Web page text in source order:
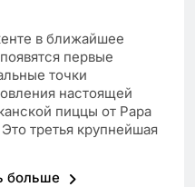
в ближайшее
первые
точки
настоящей
пиццы от Papa
третья крупнейшая
больше